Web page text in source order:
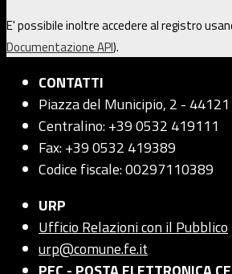
E' possibile inoltre accedere al registro
Documentazione API).
CONTATTI
Piazza del Municipio, 2 -
Centralino: +39 0532 419111
Fax: +39 0532 419389
Codice fiscale: 00297110389
URP
Ufficio Relazioni con il Pubblico
urp@comune.fe.it